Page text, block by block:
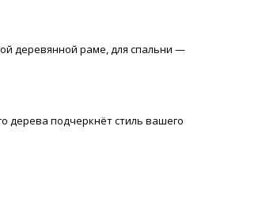
деревянной раме, для спальни —
дерева подчеркнёт стиль вашего